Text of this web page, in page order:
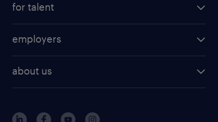
for talent
professional
contact us
employers
operational
about us
randstad hungary